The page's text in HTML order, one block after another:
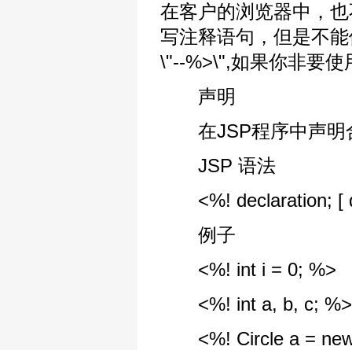
在客户的浏览器中，
写注释语句，但是不
\"--%>\",如果你非要使
声明
在JSP程序中声明
JSP 语法
<%! declaration; [
例子
<%! int i = 0; %>
<%! int a, b, c; %>
<%! Circle a = new